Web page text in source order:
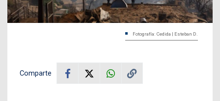
Fotografía: Cedida | Esteban D.
Comparte